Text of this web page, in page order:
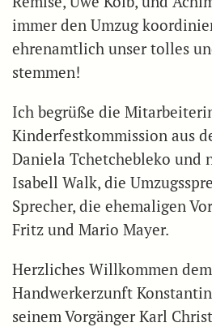
immer den Umzug
ehrenamtlich unser tolles
stemmen!
Ich begrüße die
Kinderfestkommission aus
Daniela Tchetchebleko und
Isabell Walk, die
Sprecher, die ehemaligen
Fritz und Mario Mayer.
Herzliches Willkommen
Handwerkerzunft
seinem Vorgänger Karl